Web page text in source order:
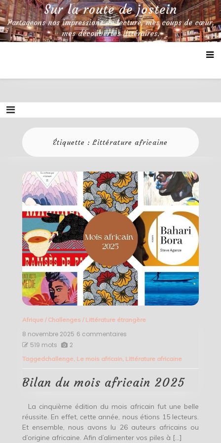
Skip
to
content
Sur la route de jostein
Partageons nos impressions de lecture, mes coups de cœur,
mes découvertes littéraires.
Étiquette :Littérature africaine
Afrique/ Challenges / Littérature étrangère
8 novembre 2025 6 commentaires
mois
2025
519 mots 2
Taggedchallenge, Le mois africain, Littérature africaine
Bilan du mois africain 2025
La cinquième édition du mois africain fut une belle
réussite. En effet, cette année, nous étions 15 lecteurs.
Et ensemble, nous avons lu 26 auteurs africains ou
d’origine africaine. Afin d’alimenter vos piles à […]